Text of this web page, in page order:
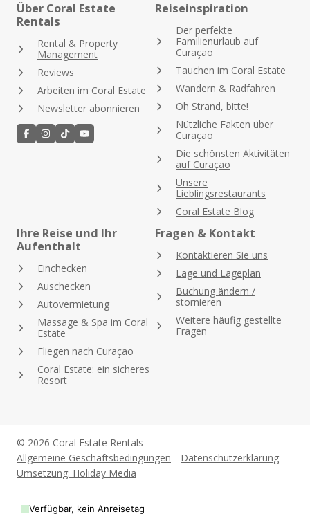
Über Coral Estate
Rentals
Rental & Property
Management
Reviews
Arbeiten im Coral Estate
Newsletter abonnieren
Reiseinspiration
Der perfekte
Familienurlaub auf
Curaçao
Tauchen im Coral Estate
Wandern & Radfahren
Oh Strand, bitte!
Nützliche Fakten über
Curaçao
Die schönsten Aktivitäten
auf Curaçao
Unsere
Lieblingsrestaurants
Coral Estate Blog
Ihre Reise und Ihr
Aufenthalt
Einchecken
Auschecken
Autovermietung
Massage & Spa im Coral
Estate
Fliegen nach Curaçao
Coral Estate: ein sicheres
Resort
Fragen & Kontakt
Kontaktieren Sie uns
Lage und Lageplan
Buchung ändern /
stornieren
Weitere häufig gestellte
Fragen
© 2026 Coral Estate Rentals
Allgemeine Geschäftsbedingungen
Datenschutzerklärung
Umsetzung: Holiday Media
Verfügbar, kein Anreisetag